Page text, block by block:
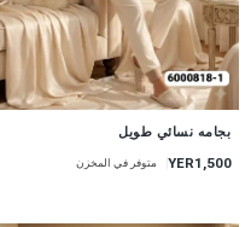
بجامه نسائي طويل
YER1,500 متوفر في المخزن